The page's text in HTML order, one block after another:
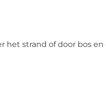
het strand of door bos